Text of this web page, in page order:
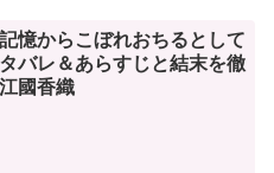
記憶からこぼれおちるとして
バレ＆あらすじと結末を徹
國香織